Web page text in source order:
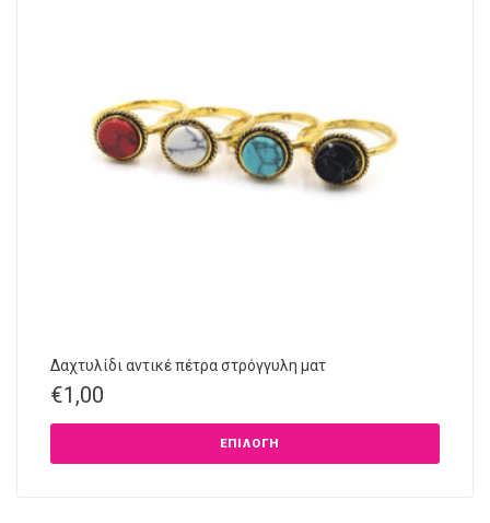
Δαχτυλίδι αντικέ πέτρα στρόγγυλη ματ
€1,00
ΕΠΙΛΟΓΉ